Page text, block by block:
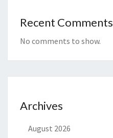
Recent Comments
No comments to show.
Archives
August 2026